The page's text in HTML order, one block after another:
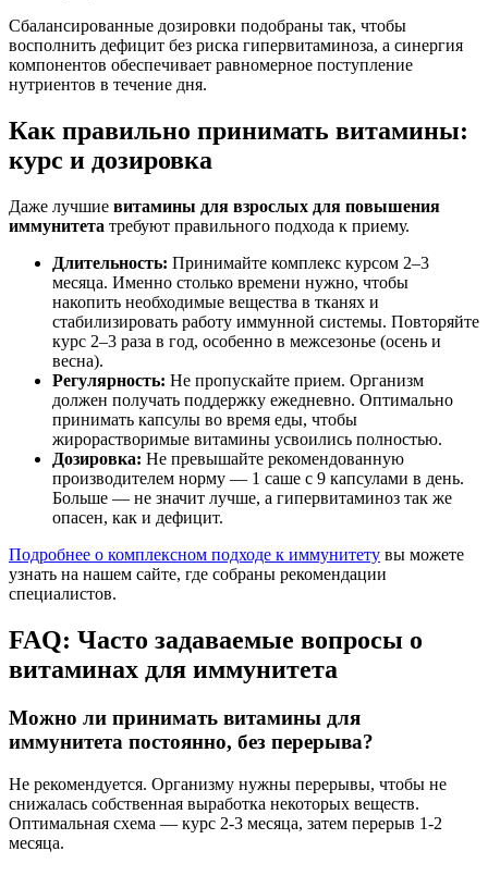
Сбалансированные дозировки подобраны так, чтобы
восполнить дефицит без риска гипервитаминоза, а синергия
компонентов обеспечивает равномерное поступление
нутриентов в течение дня.
Как правильно принимать витамины:
курс и дозировка
Даже лучшие витамины для взрослых для повышения
иммунитета требуют правильного подхода к приему.
Длительность: Принимайте комплекс курсом 2–3
месяца. Именно столько времени нужно, чтобы
накопить необходимые вещества в тканях и
стабилизировать работу иммунной системы. Повторяйте
курс 2–3 раза в год, особенно в межсезонье (осень и
весна).
Регулярность: Не пропускайте прием. Организм
должен получать поддержку ежедневно. Оптимально
принимать капсулы во время еды, чтобы
жирорастворимые витамины усвоились полностью.
Дозировка: Не превышайте рекомендованную
производителем норму — 1 саше с 9 капсулами в день.
Больше — не значит лучше, а гипервитаминоз так же
опасен, как и дефицит.
Подробнее о комплексном подходе к иммунитету вы можете
узнать на нашем сайте, где собраны рекомендации
специалистов.
FAQ: Часто задаваемые вопросы о
витаминах для иммунитета
Можно ли принимать витамины для
иммунитета постоянно, без перерыва?
Не рекомендуется. Организму нужны перерывы, чтобы не
снижалась собственная выработка некоторых веществ.
Оптимальная схема — курс 2-3 месяца, затем перерыв 1-2
месяца.